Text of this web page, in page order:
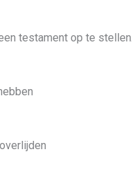
testament op te